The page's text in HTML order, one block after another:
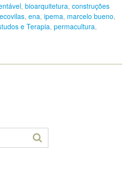
, bioarquitetura, construções
ecovilas, ena, ipema, marcelo bueno,
e Terapia, permacultura,